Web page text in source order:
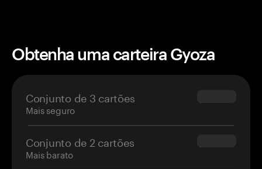
Obtenha uma carteira Gyoza
Conjunto de 3 cartões
Mais seguro
$69.90
Conjunto de 2 cartões
Mais barato
$54.90